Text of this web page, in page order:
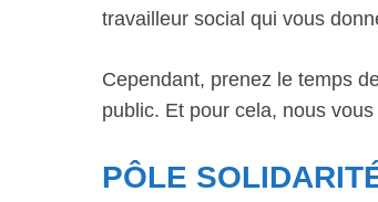
travailleur social qui vous
Cependant, prenez le temps
public. Et pour cela, nous
PÔLE